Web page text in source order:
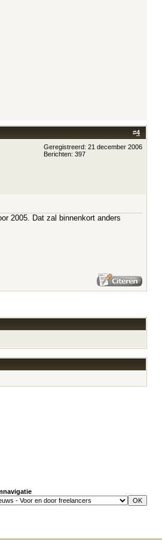
#4
Geregistreerd: 21 december 2006
Berichten: 397
2005. Dat zal binnenkort anders